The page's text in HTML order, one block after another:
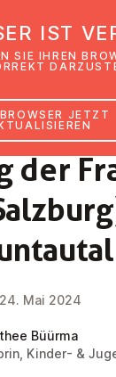
der
NEWS
24. Mai 2024
Büürma
Kinder- &
IST
SIE IHREN
JETZT